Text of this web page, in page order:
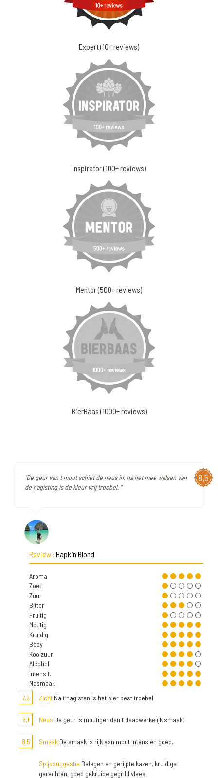
Expert (10+ reviews)
Inspirator (100+ reviews)
Mentor (500+ reviews)
BierBaas (1000+ reviews)
8,5
"De geur van t mout schiet de neus in, na het mee walsen van
de nagisting is de kleur vrij troebel. "
Review : Hapkin Blond
Aroma
Zoet
Zuur
Bitter
Fruitig
Moutig
Kruidig
Body
Koolzuur
Alcohol
Intensit.
Nasmaak
7,2
Zicht Na t nagisten is het bier best troebel
6,1 Neus De geur is moutiger dan t daadwerkelijk smaakt.
8,5 Smaak De smaak is rijk aan mout intens en goed.
Spijssuggestie Belegen en gerijpte kazen, kruidige
gerechten, goed gekruide gegrild vlees.